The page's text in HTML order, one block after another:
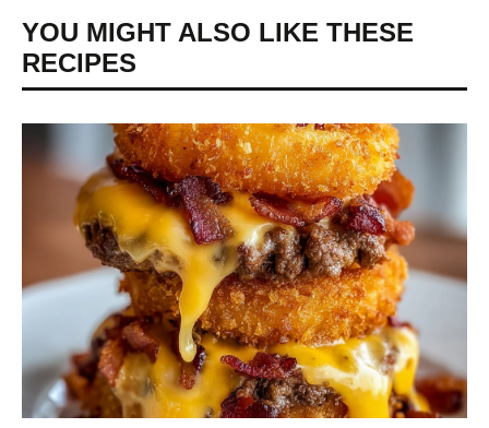
YOU MIGHT ALSO LIKE THESE
RECIPES